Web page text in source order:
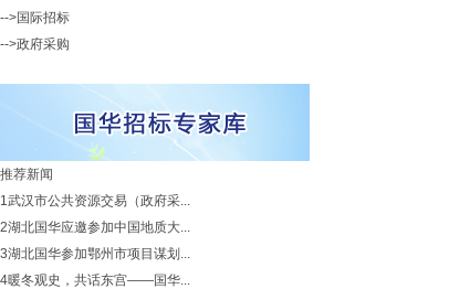
-->国际招标
-->政府采购
推荐新闻
1武汉市公共资源交易（政府采...
2湖北国华应邀参加中国地质大...
3湖北国华参加鄂州市项目谋划...
4暖冬观史，共话东宫——国华...